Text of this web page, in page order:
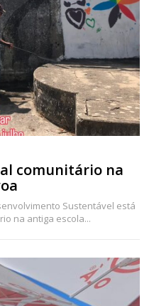
comunitário na
Sustentável está
na antiga escola...